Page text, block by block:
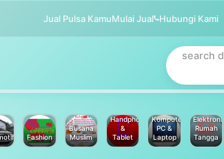
Jual Pulsa KamuMulai Jual Hubungi Kami
Fashion
Busana
Muslim
Handphone
&
Tablet
Komputer
PC &
Laptop
Elektronik
Rumah
Tangga